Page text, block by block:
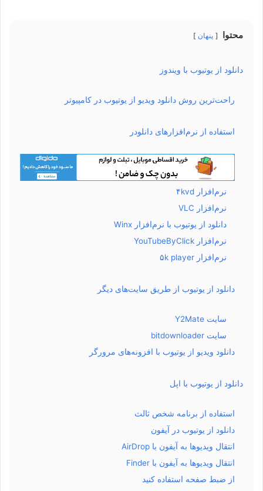
محتوا پنهان
دانلود از یوتیوب با ویندوز
راحت‌ترین روش دانلود ویدیو از یوتیوب در کامپیوتر
استفاده از نرم‌افزارهای دانلودر
نرم‌افزار ۴kvd
نرم‌افزار VLC
دانلود از یوتیوب با نرم‌افزار Winx
نرم‌افزار YouTubeByClick
نرم‌افزار ۵k player
دانلود از یوتیوب از طریق سایت‌های دیگر
سایت Y2Mate
سایت bitdownloader
دانلود ویدیو از یوتیوب با افزونه‌های مرورگر
دانلود از یوتیوب با اپل
استفاده از برنامه شخص ثالث
دانلود از یوتیوب در آیفون
انتقال ویدیوها به آیفون با AirDrop
انتقال ویدیوها به آیفون با Finder
از ضبط صفحه استفاده کنید